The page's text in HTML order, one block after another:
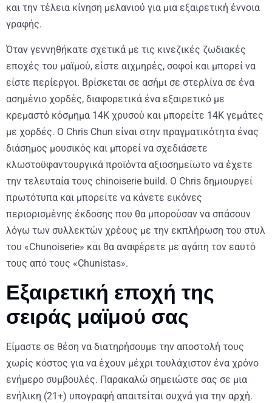
και την τέλεια κίνηση μελανιού για μια εξαιρετική έννοια
γραφής.
Όταν γεννηθήκατε σχετικά με τις κινεζικές ζωδιακές
εποχές του μαϊμού, είστε αιχμηρές, σοφοί και μπορεί να
είστε περίεργοι. Βρίσκεται σε ασήμι σε στερλίνα σε ένα
ασημένιο χορδές, διαφορετικά ένα εξαιρετικό με
κρεμαστό κόσμημα 14K χρυσού και μπορείτε 14K γεμάτες
με χορδές. Ο Chris Chun είναι στην πραγματικότητα ένας
διάσημος μουσικός και μπορεί να σχεδιάσετε
κλωστοϋφαντουργικά προϊόντα αξιοσημείωτο να έχετε
την τελευταία τους chinoiserie build. Ο Chris δημιουργεί
πρωτότυπα και μπορείτε να κάνετε εικόνες
περιορισμένης έκδοσης που θα μπορούσαν να σπάσουν
λόγω των συλλεκτών χρέους με την εκπλήρωση του στυλ
του «Chunoiserie» και θα αναφέρετε με αγάπη τον εαυτό
τους από τους «Chunistas».
Εξαιρετική εποχή της
σειράς μαϊμού σας
Είμαστε σε θέση να διατηρήσουμε την αποστολή τους
χωρίς κόστος για να έχουν μέχρι τουλάχιστον ένα χρόνο
ενήμερο συμβουλές. Παρακαλώ σημειώστε σας σε μια
ενήλικη (21+) υπογραφή απαιτείται συχνά για την αρχή.